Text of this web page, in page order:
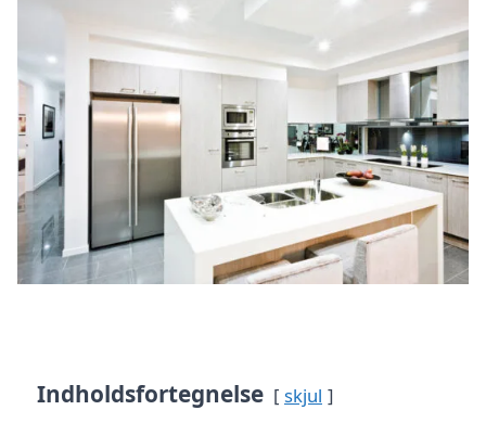
Indholdsfortegnelse skjul